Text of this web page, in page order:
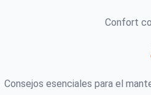
Confort
Consejos esenciales para el